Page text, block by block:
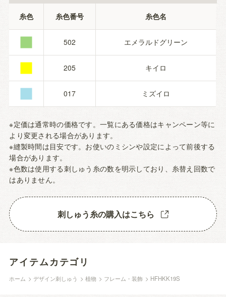
糸色 糸色番号 糸色名
■ 502 エメラルドグリーン
■ 205 キイロ
■ 017 ミズイロ
※定価は通常時の価格です。一覧にある価格はキャンペーン等に
より変更される場合があります。
※縫製時間は目安です。お使いのミシンや設定によって前後する
場合があります。
※色数は使用する刺しゅう糸の数を明示しており、糸替え回数で
はありません。
刺しゅう糸の購入はこちら
アイテムカテゴリ
ホーム >デザイン刺しゅう >植物 > フレーム・装飾 > HFHKK19S